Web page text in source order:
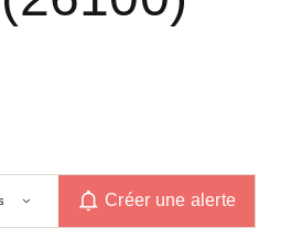
Créer une alerte